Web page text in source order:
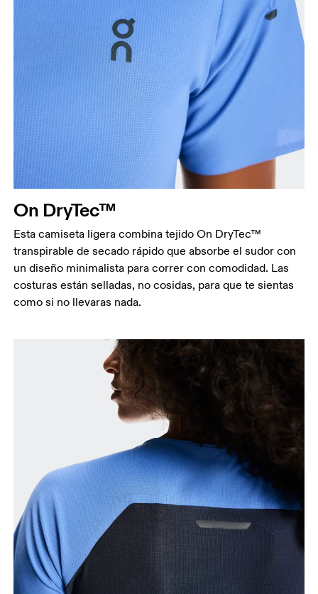
Mide el contorno de la parte con más volumen del
busto manteniendo la cinta métrica horizontal.
Cintura
Mide el contorno de la parte más estrecha de la
cintura.
Cadera
Mide el contorno de la parte más ancha de las
caderas.
On DryTec™
Esta camiseta ligera combina tejido On DryTec™
transpirable de secado rápido que absorbe el sudor con
un diseño minimalista para correr con comodidad. Las
costuras están selladas, no cosidas, para que te sientas
como si no llevaras nada.